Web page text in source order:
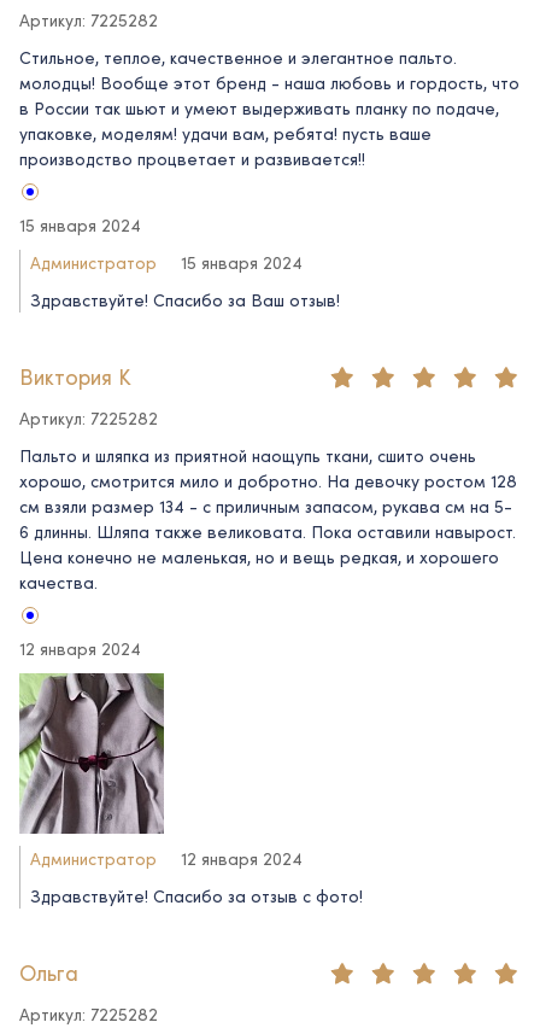
Артикул: 7225282
Стильное, теплое, качественное и элегантное пальто.
молодцы! Вообще этот бренд - наша любовь и гордость, что
в России так шьют и умеют выдерживать планку по подаче,
упаковке, моделям! удачи вам, ребята! пусть ваше
производство процветает и развивается!!
15 января 2024
Администратор
15 января 2024
Здравствуйте! Спасибо за Ваш отзыв!
Виктория К
Артикул: 7225282
Пальто и шляпка из приятной наощупь ткани, сшито очень
хорошо, смотрится мило и добротно. На девочку ростом 128
см взяли размер 134 - с приличным запасом, рукава см на 5-
6 длинны. Шляпа также великовата. Пока оставили навырост.
Цена конечно не маленькая, но и вещь редкая, и хорошего
качества.
12 января 2024
Администратор
12 января 2024
Здравствуйте! Спасибо за отзыв с фото!
Ольга
Артикул: 7225282